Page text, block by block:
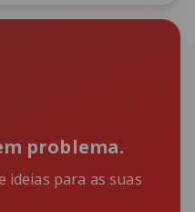
problema.
ideias para as suas